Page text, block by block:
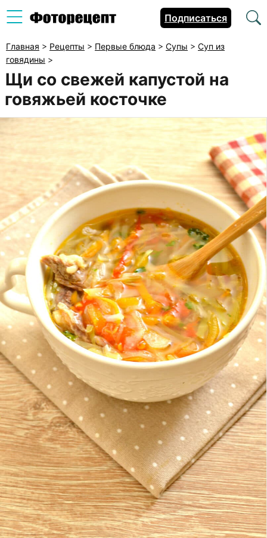
Подписаться
Главная > Рецепты > Первые блюда > Супы > Суп из
говядины >
Щи со свежей капустой на
говяжьей косточке